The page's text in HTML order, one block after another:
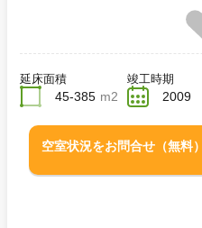
延床面積
45-385 m2
竣工時期
2009
空室状況をお問合せ（無料）